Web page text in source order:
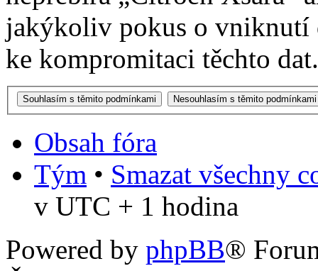
jakýkoliv pokus o vniknutí
ke kompromitaci těchto dat.
Obsah fóra
Tým • Smazat všechny
v UTC + 1 hodina
Powered by phpBB®